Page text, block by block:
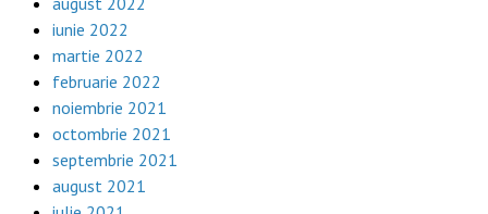
iunie 2022
martie 2022
februarie 2022
noiembrie 2021
octombrie 2021
septembrie 2021
august 2021